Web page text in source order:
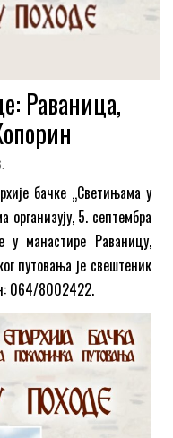
Раваница,
бачке „Светињама у
5. септембра
у манастире Раваницу,
путовања је свештеник
064/8002422.